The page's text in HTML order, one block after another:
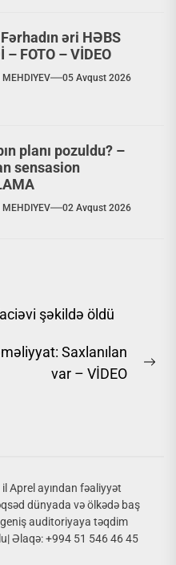
əri HƏBS
– FOTO – VİDEO
MEHDIYEV 05 Avqust 2026
planı pozuldu? –
sensasion
MEHDIYEV 02 Avqust 2026
şəkildə öldü
Saxlanılan
var – VİDEO
Aprel ayından fəaliyyət
dünyada və ölkədə baş
auditoriyaya təqdim
Əlaqə: +994 51 546 46 45